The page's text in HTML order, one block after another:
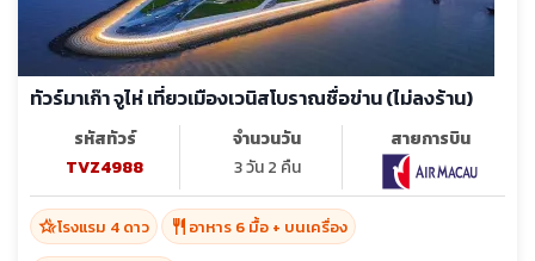
ทัวร์มาเก๊า จูไห่ เที่ยวเมืองเวนิสโบราณชื่อข่าน (ไม่ลงร้าน)
รหัสทัวร์
TVZ4988
จำนวนวัน
3 วัน 2 คืน
สายการบิน
hotel_classโรงแรม 4 ดาว restaurant อาหาร 6 มื้อ + บนเครื่อง